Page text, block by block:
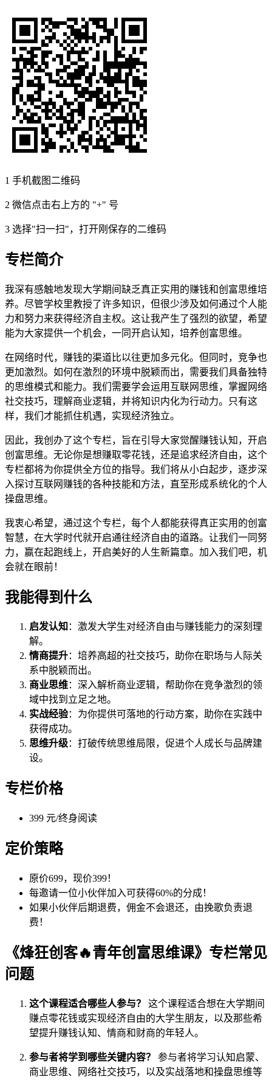
1 手机截图二维码
2 微信点击右上方的 "+" 号
3 选择"扫一扫"，打开刚保存的二维码
专栏简介
我深有感触地发现大学期间缺乏真正实用的赚钱和创富思维培
养。尽管学校里教授了许多知识，但很少涉及如何通过个人能
力和努力来获得经济自主权。这让我产生了强烈的欲望，希望
能为大家提供一个机会，一同开启认知，培养创富思维。
在网络时代，赚钱的渠道比以往更加多元化。但同时，竞争也
更加激烈。如何在激烈的环境中脱颖而出，需要我们具备独特
的思维模式和能力。我们需要学会运用互联网思维，掌握网络
社交技巧，理解商业逻辑，并将知识内化为行动力。只有这
样，我们才能抓住机遇，实现经济独立。
因此，我创办了这个专栏，旨在引导大家觉醒赚钱认知，开启
创富思维。无论你是想赚取零花钱，还是追求经济自由，这个
专栏都将为你提供全方位的指导。我们将从小白起步，逐步深
入探讨互联网赚钱的各种技能和方法，直至形成系统化的个人
操盘思维。
我衷心希望，通过这个专栏，每个人都能获得真正实用的创富
智慧，在大学时代就开启通往经济自由的道路。让我们一同努
力，赢在起跑线上，开启美好的人生新篇章。加入我们吧，机
会就在眼前！
我能得到什么
启发认知 ：激发大学生对经济自由与赚钱能力的深刻理
解。
情商提升：培养高超的社交技巧，助你在职场与人际关
系中脱颖而出。
商业思维：深入解析商业逻辑，帮助你在竞争激烈的领
域中找到立足之地。
实战经验：为你提供可落地的行动方案，助你在实践中
获得成功。
思维升级：打破传统思维局限，促进个人成长与品牌建
设。
专栏价格
399 元/终身阅读
定价策略
原价699，现价399！
每邀请一位小伙伴加入可获得60%的分成！
如果小伙伴后期退费，佣金不会退还，由挽歌负责退
费！
《烽狂创客🔥青年创富思维课》专栏常见
问题
这个课程适合哪些人参与？
这个课程适合想在大学期间
赚点零花钱或实现经济自由的大学生朋友，以及那些希
望提升赚钱认知、情商和财商的年轻人。
参与者将学到哪些关键内容？
参与者将学习认知启蒙、
商业思维、网络社交技巧，以及实战落地和操盘思维等